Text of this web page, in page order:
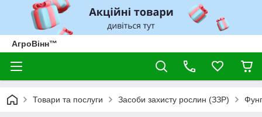
АгроВінн™
Товари та послуги Засоби захисту рослин (ЗЗР)